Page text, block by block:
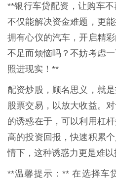
**银行车贷配资，让购车
不仅能解决资金难题，更
拥有心仪的汽车，开启精
不足而烦恼吗？不妨考虑
照进现实！**
配资炒股，顾名思义，就
股票交易，以放大收益。
的诱惑在于，可以利用杠
高的投资回报，快速积累
情下，这种诱惑力更是难以
**温馨提示：** 在选择车